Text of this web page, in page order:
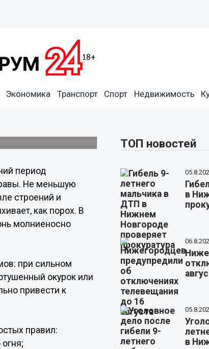
Экономика Транспорт Спорт Недвижимость
период
Не меньшую
строений и
как порох. В
молниеносно
при сильном
окурок или
привести к
правил:
ТОП новостей
в
в